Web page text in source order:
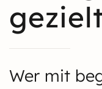
Wer mit